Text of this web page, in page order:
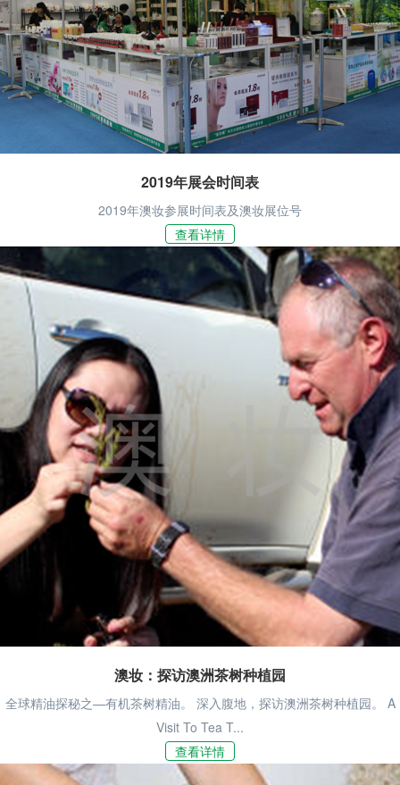
2019年展会时间表
2019年澳妆参展时间表及澳妆展位号
查看详情
澳妆：探访澳洲茶树种植园
全球精油探秘之—有机茶树精油。 深入腹地，探访澳洲茶树种植园。 A
Visit To Tea T...
查看详情